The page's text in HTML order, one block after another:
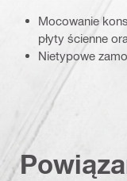
Mocowanie
płyty ścienne
Nietypowe